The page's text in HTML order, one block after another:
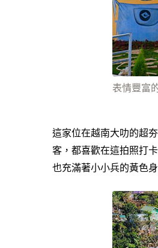
表情豐富
這家位在越南大叻的超
客，都喜歡在這拍照打
也充滿著小小兵的黃色